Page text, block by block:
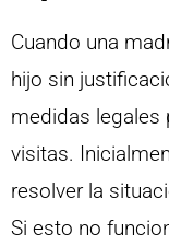
Cuando una
hijo sin
medidas legales
visitas.
resolver la
Si esto no